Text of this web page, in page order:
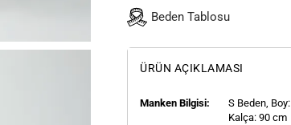
Beden Tablosu
ÜRÜN AÇIKLAMASI
Manken Bilgisi: S Beden, Boy:
Kalça: 90 cm